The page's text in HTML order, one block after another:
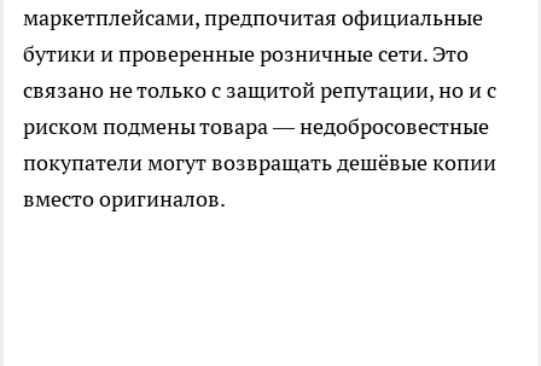
маркетплейсами, предпочитая официальные
бутики и проверенные розничные сети. Это
связано не только с защитой репутации, но и с
риском подмены товара — недобросовестные
покупатели могут возвращать дешёвые копии
вместо оригиналов.